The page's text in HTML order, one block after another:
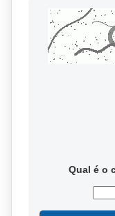
Qual é o